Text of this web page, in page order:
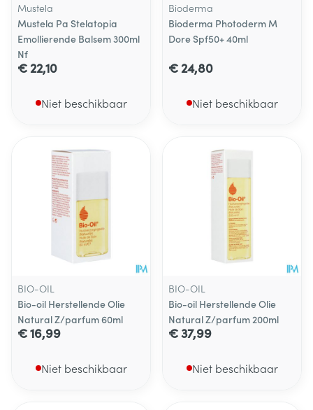
Mustela
Mustela Pa Stelatopia
Emollierende Balsem 300ml
Nf
€ 22,10
Niet beschikbaar
Bioderma
Bioderma Photoderm M
Dore Spf50+ 40ml
€ 24,80
Niet beschikbaar
BIO-OIL
Bio-oil Herstellende Olie
Natural Z/parfum 60ml
€ 16,99
Niet beschikbaar
BIO-OIL
Bio-oil Herstellende Olie
Natural Z/parfum 200ml
€ 37,99
Niet beschikbaar